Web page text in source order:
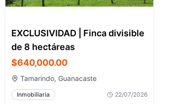
EXCLUSIVIDAD | Finca divisible
de 8 hectáreas
$640,000.00
Tamarindo, Guanacaste
Inmobiliaria 22/07/2026